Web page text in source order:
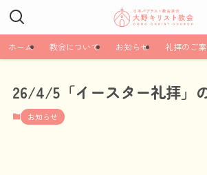
ホーム 教会について お知らせ 礼拝のご
26/4/5「イースター礼拝」
お知らせ